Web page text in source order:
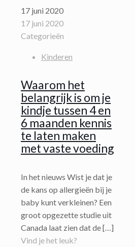
17 juni 2020
17 juni 2020
Categorieën
Kinderen
Waarom het
belangrijk is om je
kindje tussen 4 en
6 maanden kennis
te laten maken
met vaste voeding
In het nieuws Wist je dat je
de kans op allergieën bij je
baby kunt verkleinen? Een
groot opgezette studie uit
Canada laat zien dat de[…]
Vind je het leuk?